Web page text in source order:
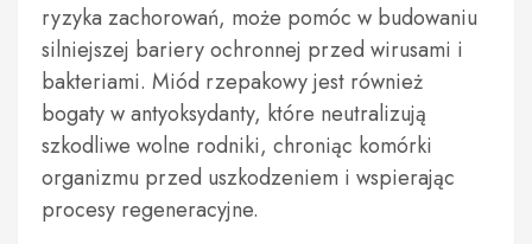
ryzyka zachorowań, może pomóc w budowaniu
silniejszej bariery ochronnej przed wirusami i
bakteriami. Miód rzepakowy jest również
bogaty w antyoksydanty, które neutralizują
szkodliwe wolne rodniki, chroniąc komórki
organizmu przed uszkodzeniem i wspierając
procesy regeneracyjne.